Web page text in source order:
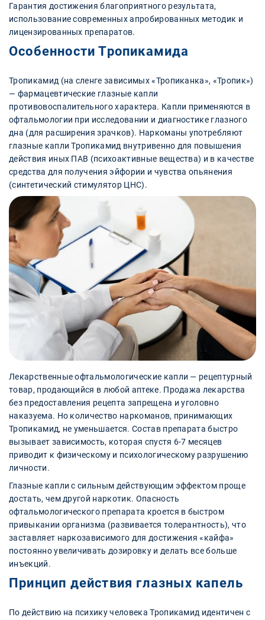
Гарантия достижения благоприятного результата,
использование современных апробированных методик и
лицензированных препаратов.
Особенности Тропикамида
Тропикамид (на сленге зависимых «Тропиканка», «Тропик»)
— фармацевтические глазные капли
противовоспалительного характера. Капли применяются в
офтальмологии при исследовании и диагностике глазного
дна (для расширения зрачков). Наркоманы употребляют
глазные капли Тропикамид внутривенно для повышения
действия иных ПАВ (психоактивные вещества) и в качестве
средства для получения эйфории и чувства опьянения
(синтетический стимулятор ЦНС).
Лекарственные офтальмологические капли — рецептурный
товар, продающийся в любой аптеке. Продажа лекарства
без предоставления рецепта запрещена и уголовно
наказуема. Но количество наркоманов, принимающих
Тропикамид, не уменьшается. Состав препарата быстро
вызывает зависимость, которая спустя 6-7 месяцев
приводит к физическому и психологическому разрушению
личности.
Глазные капли с сильным действующим эффектом проще
достать, чем другой наркотик. Опасность
офтальмологического препарата кроется в быстром
привыкании организма (развивается толерантность), что
заставляет наркозависимого для достижения «кайфа»
постоянно увеличивать дозировку и делать все больше
инъекций.
Принцип действия глазных капель
По действию на психику человека Тропикамид идентичен с